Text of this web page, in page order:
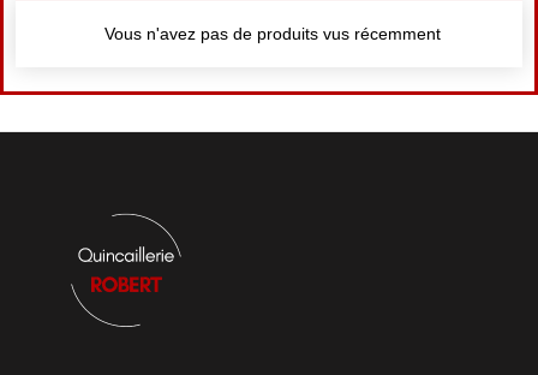
Vous n'avez pas de produits vus récemment